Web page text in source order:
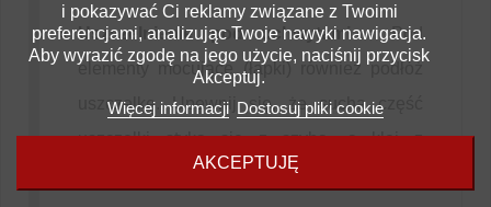
i pokazywać Ci reklamy związane z Twoimi
preferencjami, analizując Twoje nawyki nawigacja.
Aby wyrazić zgodę na jego użycie, naciśnij przycisk
Akceptuj.
Więcej informacji Dostosuj pliki cookie
AKCEPTUJĘ
Uszczelnienie pod uchwytami-Pod
elementy mocujące (łapki) również podłóż
uszczelkę. Upewnij się, że sucha część
uszczelki styka się z szybą, a klej z